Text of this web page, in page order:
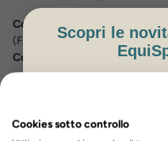
Componenti:
Metil sulfonil
(Fraxinus excelsior); Farina di
Componenti analitici:
g. 2,4%, Ceneri g. 3,2%, Sodio
Additivi (tutti espressi in
naturali - botanicamente
(Curcuma Longa) 120.000
Cookies sotto controllo
Scopri le
ISCRIVITI
DI